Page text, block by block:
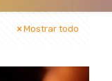
Mostrar todo